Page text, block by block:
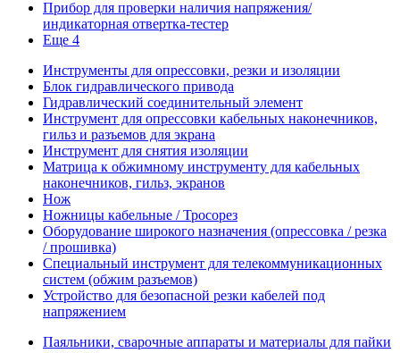
Прибор для проверки наличия напряжения/
индикаторная отвертка-тестер
Еще 4
Инструменты для опрессовки, резки и изоляции
Блок гидравлического привода
Гидравлический соединительный элемент
Инструмент для опрессовки кабельных наконечников,
гильз и разъемов для экрана
Инструмент для снятия изоляции
Матрица к обжимному инструменту для кабельных
наконечников, гильз, экранов
Нож
Ножницы кабельные / Тросорез
Оборудование широкого назначения (опрессовка / резка
/ прошивка)
Специальный инструмент для телекоммуникационных
систем (обжим разъемов)
Устройство для безопасной резки кабелей под
напряжением
Паяльники, сварочные аппараты и материалы для пайки